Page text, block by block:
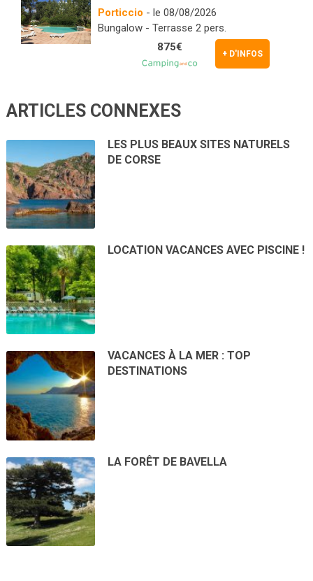
Porticcio - le 08/08/2026
Bungalow - Terrasse 2 pers.
+ D'INFOS
875€
ARTICLES CONNEXES
LES PLUS BEAUX SITES NATURELS
DE CORSE
LOCATION VACANCES AVEC PISCINE !
VACANCES À LA MER : TOP
DESTINATIONS
LA FORÊT DE BAVELLA